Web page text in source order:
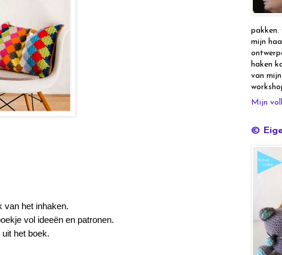
van het inhaken.
vol ideeën en patronen.
het boek.
pakken.
mijn
haken
van
Mijn
©